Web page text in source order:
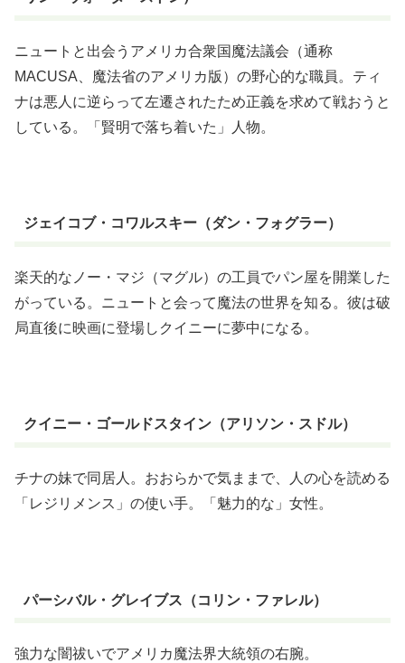
ニュートと出会うアメリカ合衆国魔法議会（通称
MACUSA、魔法省のアメリカ版）の野心的な職員。ティ
ナは悪人に逆らって左遷されたため正義を求めて戦おうと
している。「賢明で落ち着いた」人物。
ジェイコブ・コワルスキー（ダン・フォグラー）
楽天的なノー・マジ（マグル）の工員でパン屋を開業した
がっている。ニュートと会って魔法の世界を知る。彼は破
局直後に映画に登場しクイニーに夢中になる。
クイニー・ゴールドスタイン（アリソン・スドル）
チナの妹で同居人。おおらかで気ままで、人の心を読める
「レジリメンス」の使い手。「魅力的な」女性。
パーシバル・グレイブス（コリン・ファレル）
強力な闇祓いでアメリカ魔法界大統領の右腕。